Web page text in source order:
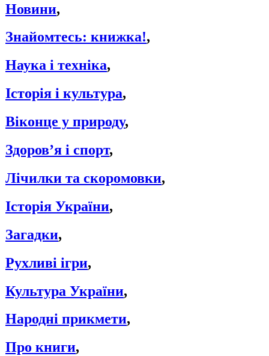
Новини,
Знайомтесь: книжка!,
Наука і техніка,
Історія і культура,
Віконце у природу,
Здоров’я і спорт,
Лічилки та скоромовки,
Історія України,
Загадки,
Рухливі ігри,
Культура України,
Народні прикмети,
Про книги,